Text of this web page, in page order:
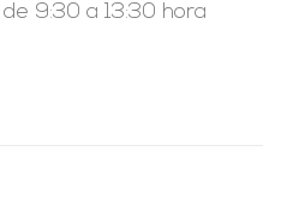
9:30 a 13:30 hora